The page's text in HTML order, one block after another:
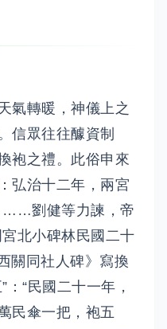
氣轉暖，神儀上之
信眾往往醵資制
袍之禮。此俗申來
弘治十二年，兩宮
……劉健等力諫，帝
北小碑林民國二十
關同社人碑》寫換
“民國二十一年，
民傘一把，袍五